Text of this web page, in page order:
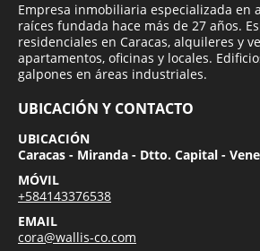
Empresa inmobiliaria especializada en
raíces fundada hace más de 27 años.
residenciales en Caracas, alquileres y
apartamentos, oficinas y locales.
galpones en áreas industriales.
UBICACIÓN Y CONTACTO
UBICACIÓN
Caracas - Miranda - Dtto. Capital -
MÓVIL
+584143376538
EMAIL
cora@wallis-co.com